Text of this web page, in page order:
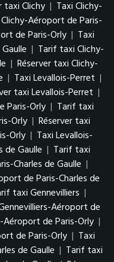
taxi Clichy | Taxi Clichy-
Aéroport de Paris-
de Paris-Orly | Taxi
| Tarif taxi Clichy-
| Réserver taxi Clichy-
| Taxi Levallois-Perret |
taxi Levallois-Perret |
Paris-Orly | Tarif taxi
Orly | Réserver taxi
Orly | Taxi Levallois-
de Gaulle | Tarif taxi
Charles de Gaulle |
de Paris-Charles de
taxi Gennevilliers |
Aéroport de
de Paris-Orly |
de Paris-Orly | Taxi
de Gaulle | Tarif taxi